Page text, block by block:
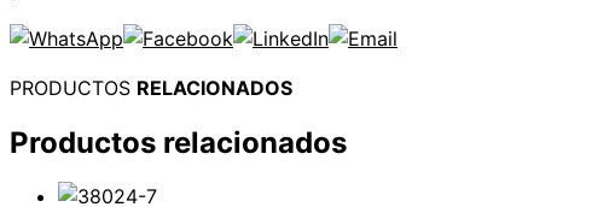
PRODUCTOS RELACIONADOS
Productos relacionados